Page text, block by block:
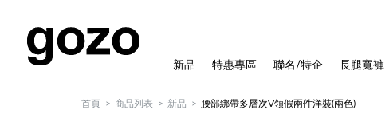
新品 特惠專區 聯名/特企 長腿寬褲
首頁 商品列表 新品 腰部綁帶多層次V領假兩件洋裝(兩色)